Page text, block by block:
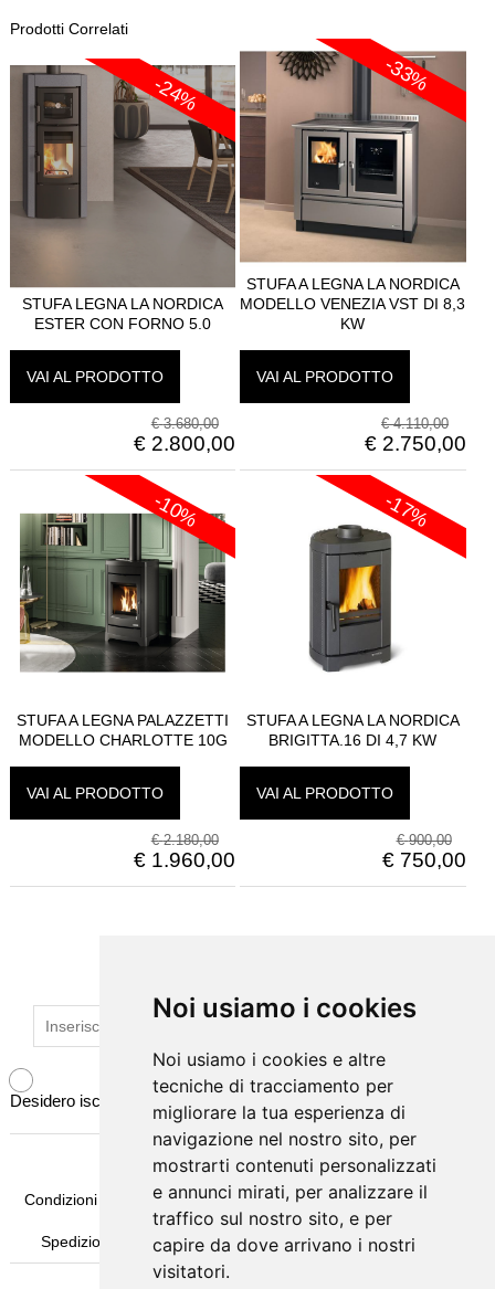
Noi usiamo i cookies
Noi usiamo i cookies e altre
tecniche di tracciamento per
migliorare la tua esperienza di
navigazione nel nostro sito, per
mostrarti contenuti personalizzati
e annunci mirati, per analizzare il
traffico sul nostro sito, e per
capire da dove arrivano i nostri
visitatori.
Noi usiamo i cookies
Noi usiamo i cookies e altre
tecniche di tracciamento per
migliorare la tua esperienza di
navigazione nel nostro sito, per
mostrarti contenuti personalizzati
e annunci mirati, per analizzare il
traffico sul nostro sito, e per
capire da dove arrivano i nostri
visitatori.
Prodotti Correlati
-24%
STUFA LEGNA LA NORDICA
ESTER CON FORNO 5.0
VAI AL PRODOTTO
€ 3.680,00
€ 2.800,00
-33%
STUFA A LEGNA LA NORDICA
MODELLO VENEZIA VST DI 8,3
KW
VAI AL PRODOTTO
€ 4.110,00
€ 2.750,00
-10%
STUFA A LEGNA PALAZZETTI
MODELLO CHARLOTTE 10G
VAI AL PRODOTTO
€ 2.180,00
€ 1.960,00
-17%
STUFA A LEGNA LA NORDICA
BRIGITTA.16 DI 4,7 KW
VAI AL PRODOTTO
€ 900,00
€ 750,00
Desidero iscrivermi alla newsletter
Condizioni Generali di Vendita Pagamenti Come Ordinare
Spedizione & Imballaggio Garanzia Termini e Privacy